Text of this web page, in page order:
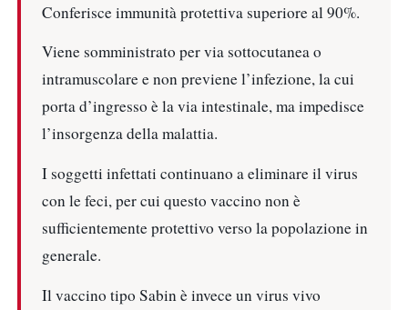
Conferisce immunità protettiva superiore al 90%.
Viene somministrato per via sottocutanea o
intramuscolare e non previene l’infezione, la cui
porta d’ingresso è la via intestinale, ma impedisce
l’insorgenza della malattia.
I soggetti infettati continuano a eliminare il virus
con le feci, per cui questo vaccino non è
sufficientemente protettivo verso la popolazione in
generale.
Il vaccino tipo Sabin è invece un virus vivo